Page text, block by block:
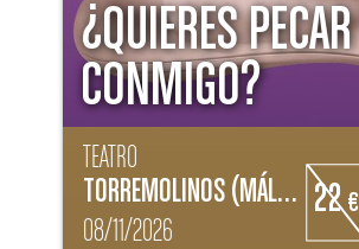
¿QUIERES PECAR
CONMIGO?
TEATRO
TORREMOLINOS (MÁLAGA)
08/11/2026
22€